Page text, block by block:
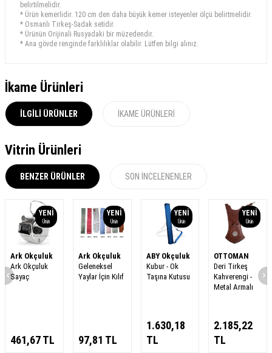
belirtilmelidir.
* Ürün kemerlidir. 120 cm den daha büyük kemer isteyenler ölçü belirtmelidir.
* Osmanlı Tirkeş-Sadak setidir.
* Ürünün Orijinali Rusyadaki bir müzedendir.
* Ana gövde renginde farklılıklar olabilir. Lütfen bilgi alınız.
İkame Ürünleri
İLGILI ÜRÜNLER İKAME ÜRÜNLERI
Vitrin Ürünleri
BENZER ÜRÜNLER SON İNCELENENLER
YENI
Ürün
Ark Okçuluk
Ark Okçuluk
Sayaç
461,67TL
YENI
Ürün
Ark Okçuluk
Geleneksel
Yaylar İçin Kılıf
97,81 TL
YENI
Ürün
ABY Okçuluk
Kubur - Ok
Taşına Kutusu
1.630,18
TL
YENI
Ürün
OTTOMAN
Deri Tirkeş
Kahverengi -
Metal Armalı
2.185,22
TL